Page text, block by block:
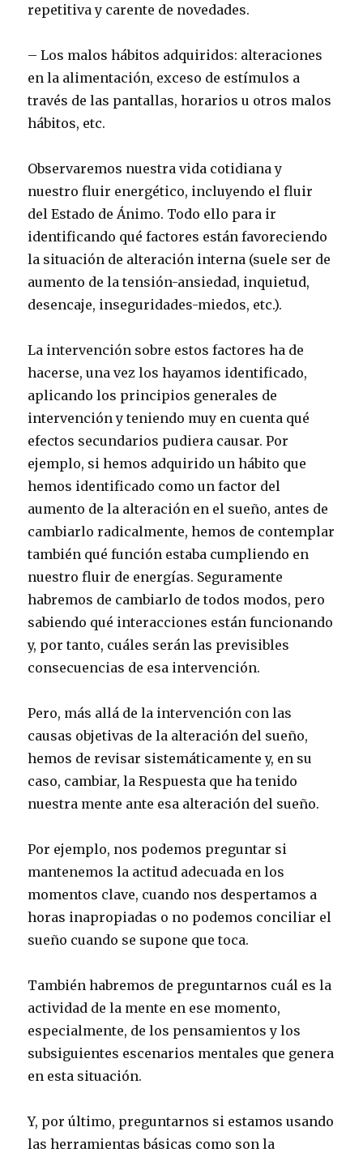
repetitiva y carente de novedades.
– Los malos hábitos adquiridos: alteraciones
en la alimentación, exceso de estímulos a
través de las pantallas, horarios u otros malos
hábitos, etc.
Observaremos nuestra vida cotidiana y
nuestro fluir energético, incluyendo el fluir
del Estado de Ánimo. Todo ello para ir
identificando qué factores están favoreciendo
la situación de alteración interna (suele ser de
aumento de la tensión-ansiedad, inquietud,
desencaje, inseguridades-miedos, etc.).
La intervención sobre estos factores ha de
hacerse, una vez los hayamos identificado,
aplicando los principios generales de
intervención y teniendo muy en cuenta qué
efectos secundarios pudiera causar. Por
ejemplo, si hemos adquirido un hábito que
hemos identificado como un factor del
aumento de la alteración en el sueño, antes de
cambiarlo radicalmente, hemos de contemplar
también qué función estaba cumpliendo en
nuestro fluir de energías. Seguramente
habremos de cambiarlo de todos modos, pero
sabiendo qué interacciones están funcionando
y, por tanto, cuáles serán las previsibles
consecuencias de esa intervención.
Pero, más allá de la intervención con las
causas objetivas de la alteración del sueño,
hemos de revisar sistemáticamente y, en su
caso, cambiar, la Respuesta que ha tenido
nuestra mente ante esa alteración del sueño.
Por ejemplo, nos podemos preguntar si
mantenemos la actitud adecuada en los
momentos clave, cuando nos despertamos a
horas inapropiadas o no podemos conciliar el
sueño cuando se supone que toca.
También habremos de preguntarnos cuál es la
actividad de la mente en ese momento,
especialmente, de los pensamientos y los
subsiguientes escenarios mentales que genera
en esta situación.
Y, por último, preguntarnos si estamos usando
las herramientas básicas como son la